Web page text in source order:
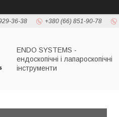
36-38 +380 (66) 851-90-78
ENDO SYSTEMS -
ендоскопічні і лапароскопічні
інструменти